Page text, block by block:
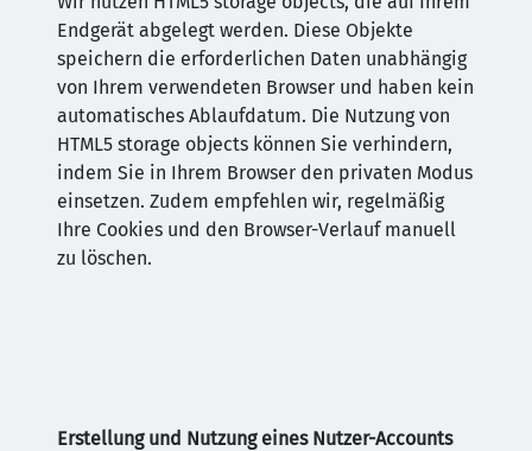
Endgerät abgelegt werden. Diese Objekte
speichern die erforderlichen Daten unabhängig
von Ihrem verwendeten Browser und haben kein
automatisches Ablaufdatum. Die Nutzung von
HTML5 storage objects können Sie verhindern,
indem Sie in Ihrem Browser den privaten Modus
einsetzen. Zudem empfehlen wir, regelmäßig
Ihre Cookies und den Browser-Verlauf manuell
zu löschen.
Erstellung und Nutzung eines Nutzer-Accounts